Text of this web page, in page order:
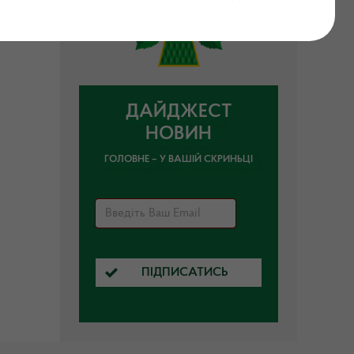
ДАЙДЖЕСТ
НОВИН
ГОЛОВНЕ – У ВАШІЙ СКРИНЬЦІ
ПІДПИСАТИСЬ